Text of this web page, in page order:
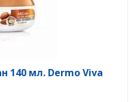
140 мл. Dermo Viva